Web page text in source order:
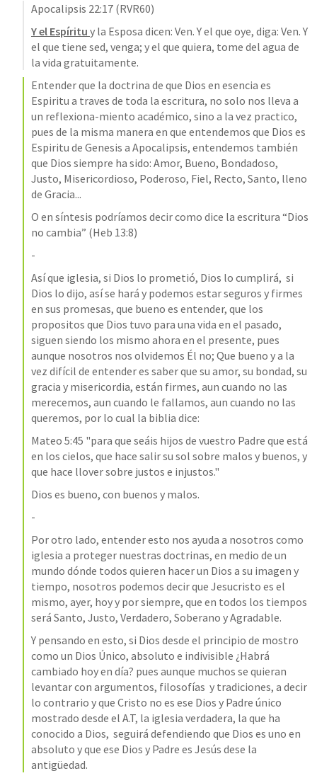
Apocalipsis 22:17 (RVR60)
Y el Espíritu y la Esposa dicen: Ven. Y el que oye, diga: Ven. Y
el que tiene sed, venga; y el que quiera, tome del agua de
la vida gratuitamente.
Entender que la doctrina de que Dios en esencia es
Espiritu a traves de toda la escritura, no solo nos lleva a
un reflexiona-miento académico, sino a la vez practico,
pues de la misma manera en que entendemos que Dios es
Espiritu de Genesis a Apocalipsis, entendemos también
que Dios siempre ha sido: Amor, Bueno, Bondadoso,
Justo, Misericordioso, Poderoso, Fiel, Recto, Santo, lleno
de Gracia...
O en síntesis podríamos decir como dice la escritura “Dios
no cambia” (Heb 13:8)
-
Así que iglesia, si Dios lo prometió, Dios lo cumplirá,  si
Dios lo dijo, así se hará y podemos estar seguros y firmes
en sus promesas, que bueno es entender, que los
propositos que Dios tuvo para una vida en el pasado,
siguen siendo los mismo ahora en el presente, pues
aunque nosotros nos olvidemos Él no; Que bueno y a la
vez difícil de entender es saber que su amor, su bondad, su
gracia y misericordia, están firmes, aun cuando no las
merecemos, aun cuando le fallamos, aun cuando no las
queremos, por lo cual la biblia dice:
Mateo 5:45 "para que seáis hijos de vuestro Padre que está
en los cielos, que hace salir su sol sobre malos y buenos, y
que hace llover sobre justos e injustos."
Dios es bueno, con buenos y malos.
-
Por otro lado, entender esto nos ayuda a nosotros como
iglesia a proteger nuestras doctrinas, en medio de un
mundo dónde todos quieren hacer un Dios a su imagen y
tiempo, nosotros podemos decir que Jesucristo es el
mismo, ayer, hoy y por siempre, que en todos los tiempos
será Santo, Justo, Verdadero, Soberano y Agradable.
Y pensando en esto, si Dios desde el principio de mostro
como un Dios Único, absoluto e indivisible ¿Habrá
cambiado hoy en día? pues aunque muchos se quieran
levantar con argumentos, filosofías  y tradiciones, a decir
lo contrario y que Cristo no es ese Dios y Padre único
mostrado desde el A.T, la iglesia verdadera, la que ha
conocido a Dios,  seguirá defendiendo que Dios es uno en
absoluto y que ese Dios y Padre es Jesús dese la
antigüedad.